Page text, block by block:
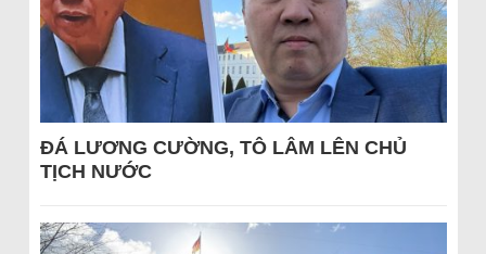
ĐÁ LƯƠNG CƯỜNG, TÔ LÂM LÊN CHỦ
TỊCH NƯỚC